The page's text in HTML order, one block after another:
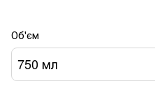
Об'єм
750 мл